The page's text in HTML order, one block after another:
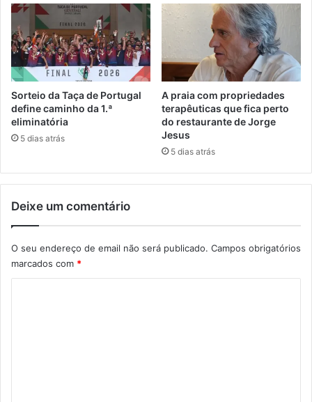
Sorteio da Taça de Portugal
define caminho da 1.ª
eliminatória
5 dias atrás
A praia com propriedades
terapêuticas que fica perto
do restaurante de Jorge
Jesus
5 dias atrás
Deixe um comentário
O seu endereço de email não será publicado. Campos obrigatórios
marcados com *